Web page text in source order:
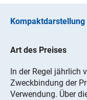
Kompaktdarstellung
Art des Preises
In der Regel jährlich
Zweckbindung der
Verwendung. Über